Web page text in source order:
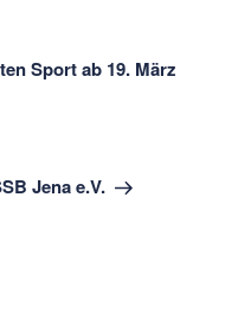
Sport ab 19. März
Jena e.V.